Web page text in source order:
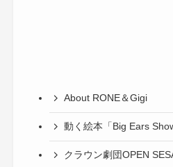
About RONE＆Gigi
動く絵本「Big Ears
クラウン劇団OPEN